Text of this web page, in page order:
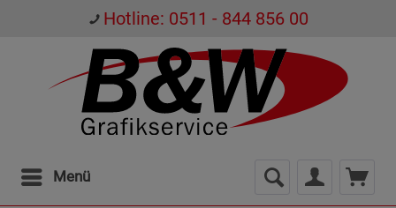
Hotline: 0511 - 844 856 00
Menü